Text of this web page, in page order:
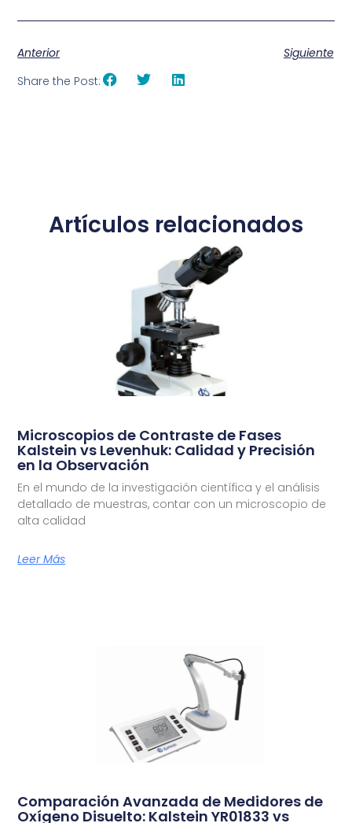
Anterior
Siguiente
Share the Post:
Artículos relacionados
Microscopios de Contraste de Fases
Kalstein vs Levenhuk: Calidad y Precisión
en la Observación
En el mundo de la investigación científica y el análisis
detallado de muestras, contar con un microscopio de
alta calidad
Leer Más
Comparación Avanzada de Medidores de
Oxígeno Disuelto: Kalstein YR01833 vs